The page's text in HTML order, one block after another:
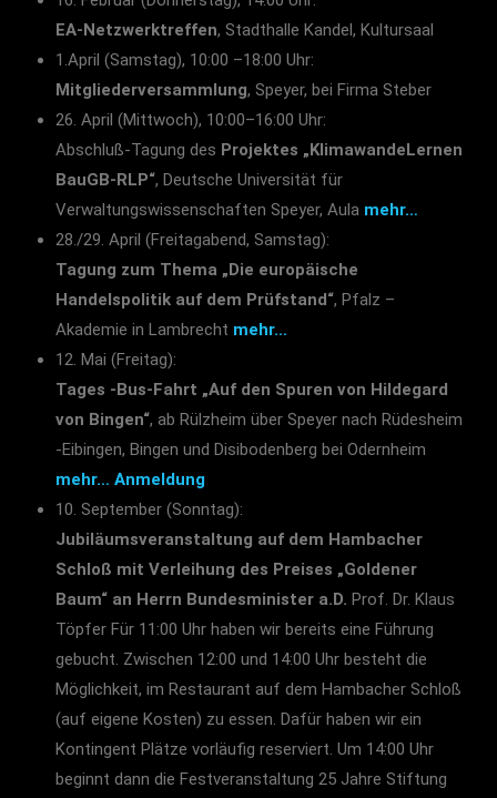
EA-Netzwerktreffen, Stadthalle Kandel, Kultursaal
1.April (Samstag), 10:00 –18:00 Uhr:
Mitgliederversammlung, Speyer, bei Firma Steber
26. April (Mittwoch), 10:00–16:00 Uhr:
Abschluß-Tagung des Projektes „KlimawandeLernen
BauGB-RLP“, Deutsche Universität für
Verwaltungswissenschaften Speyer, Aula mehr…
28./29. April (Freitagabend, Samstag):
Tagung zum Thema „Die europäische
Handelspolitik auf dem Prüfstand“, Pfalz –
Akademie in Lambrecht mehr…
12. Mai (Freitag):
Tages -Bus-Fahrt „Auf den Spuren von Hildegard
von Bingen“, ab Rülzheim über Speyer nach Rüdesheim
-Eibingen, Bingen und Disibodenberg bei Odernheim
mehr… Anmeldung
10. September (Sonntag):
Jubiläumsveranstaltung auf dem Hambacher
Schloß mit Verleihung des Preises „Goldener
Baum“ an Herrn Bundesminister a.D. Prof. Dr. Klaus
Töpfer Für 11:00 Uhr haben wir bereits eine Führung
gebucht. Zwischen 12:00 und 14:00 Uhr besteht die
Möglichkeit, im Restaurant auf dem Hambacher Schloß
(auf eigene Kosten) zu essen. Dafür haben wir ein
Kontingent Plätze vorläufig reserviert. Um 14:00 Uhr
beginnt dann die Festveranstaltung 25 Jahre Stiftung